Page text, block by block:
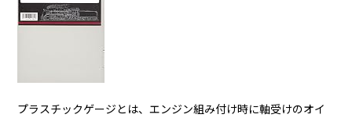
プラスチックゲージとは、エンジン組み付け時に軸受けのオイ